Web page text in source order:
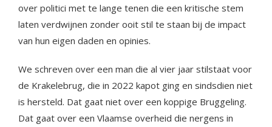
over politici met te lange tenen die een kritische stem
laten verdwijnen zonder ooit stil te staan bij de impact
van hun eigen daden en opinies.
We schreven over een man die al vier jaar stilstaat voor
de Krakelebrug, die in 2022 kapot ging en sindsdien niet
is hersteld. Dat gaat niet over een koppige Bruggeling.
Dat gaat over een Vlaamse overheid die nergens in